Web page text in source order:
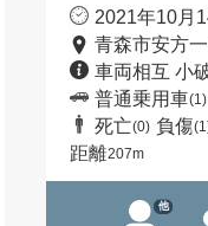
2021年10月
青森市安方
車両相互 小
普通乗用車(1)
死亡(0) 負傷
距離207m
他